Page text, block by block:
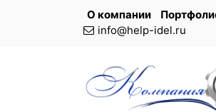
О компании
info@help-idel.ru